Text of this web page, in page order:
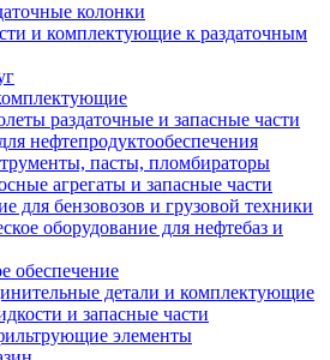
колонки
и комплектующие к раздаточным
раздаточные и запасные части
нефтепродуктообеспечения
пасты, пломбираторы
агрегаты и запасные части
для бензовозов и грузовой техники
оборудование для нефтебаз и
обеспечение
детали и комплектующие
и запасные части
элементы